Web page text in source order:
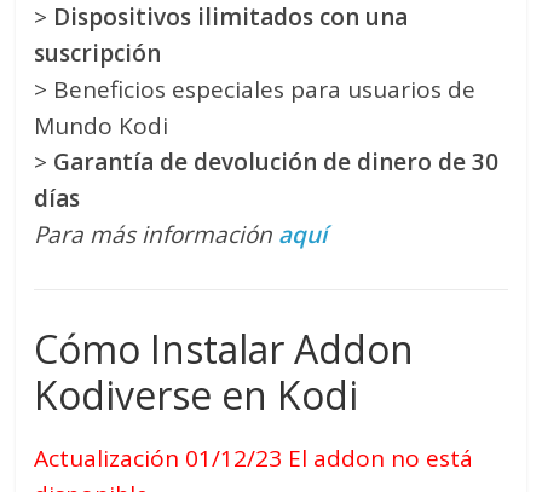
> Dispositivos ilimitados con una
suscripción
> Beneficios especiales para usuarios de
Mundo Kodi
> Garantía de devolución de dinero de 30
días
Para más información aquí
Cómo Instalar Addon
Kodiverse en Kodi
Actualización 01/12/23 El addon no está